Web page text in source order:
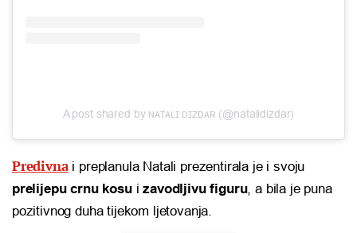
A post shared by ɴᴀᴛᴀʟɪ ᴅɪᴢᴅᴀʀ (@natalidizdar)
Predivnai preplanula Natali prezentirala je i svoju
prelijepu crnu kosuizavodljivu figuru, a bila je puna
pozitivnog duha tijekom ljetovanja.